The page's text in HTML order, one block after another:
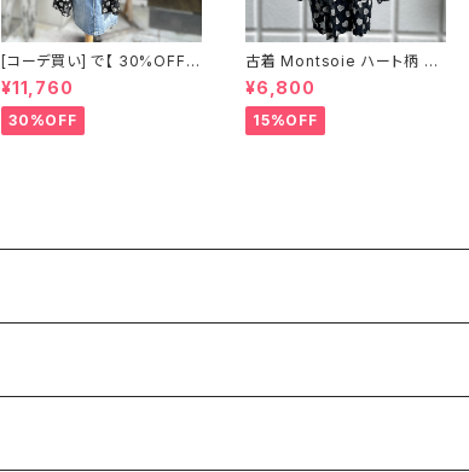
[コーデ買い] で【 30%OFF!
】2点 ショート丈 デニム サロ
ペットスカート + 古着 Monts
oie ハート柄 シアーシャツ ブ
ラック
¥11,760
30%OFF
古着 Montsoie ハート柄 シ
アーシャツ ブラック
¥6,800
15%OFF